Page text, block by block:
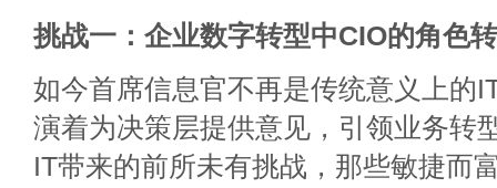
挑战一：企业数字转型中CIO的角色
如今首席信息官不再是传统意义上的
演着为决策层提供意见，引领业务转
IT带来的前所未有挑战，那些敏捷而